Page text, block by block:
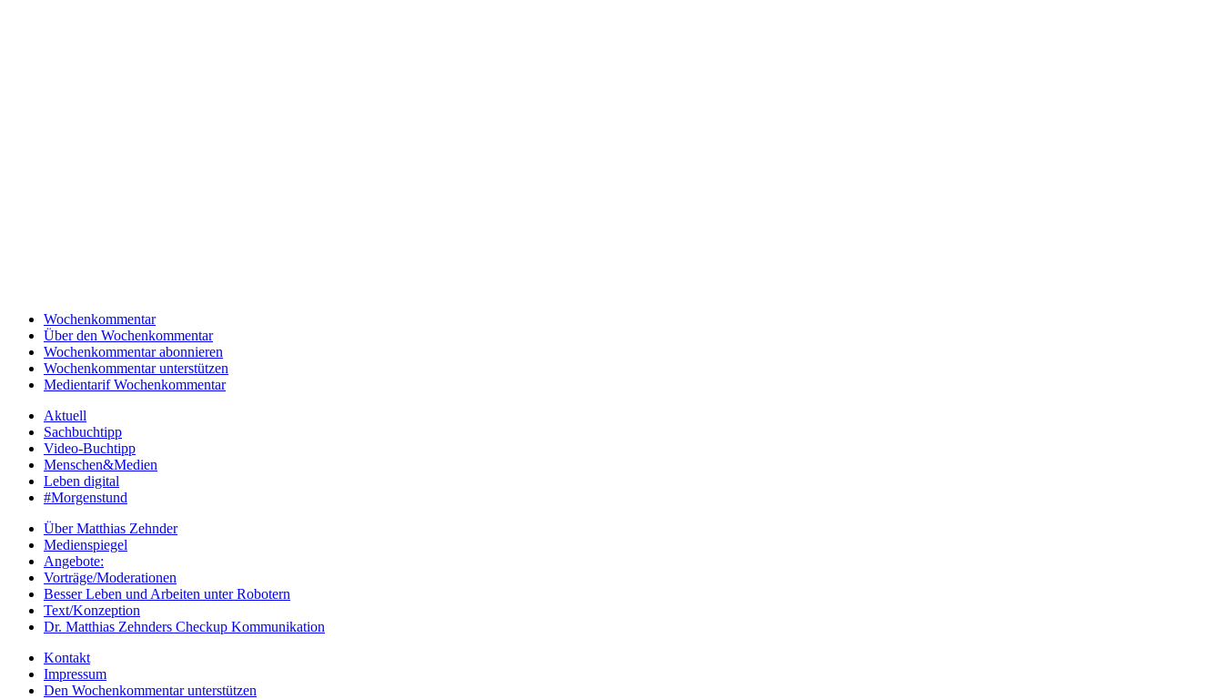
Wochenkommentar
Über den Wochenkommentar
Wochenkommentar abonnieren
Wochenkommentar unterstützen
Medientarif Wochenkommentar
Aktuell
Sachbuchtipp
Video-Buchtipp
Menschen&Medien
Leben digital
#Morgenstund
Über Matthias Zehnder
Medienspiegel
Angebote:
Vorträge/Moderationen
Besser Leben und Arbeiten unter Robotern
Text/Konzeption
Dr. Matthias Zehnders Checkup Kommunikation
Kontakt
Impressum
Den Wochenkommentar unterstützen